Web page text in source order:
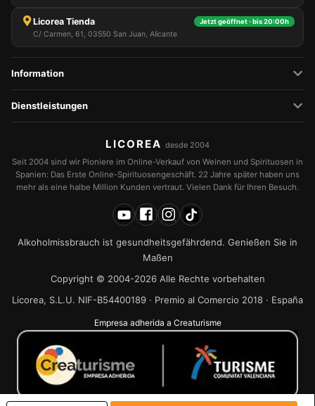
Licorea Tienda Jetzt geöffnet · bis 20:00h
C/ Carmen, 61, 03550 San Juan, Alicante
Information
Dienstleistungen
LICOREA desde 2004
Seit 2004 sind wir Pioniere im Online-Verkauf von Weinen und Spirituosen in
Spanien: Das Erste Online-Spirituosengeschäft. 22 Jahre später haben uns
mehr als eine halbe Million Kunden vertraut. Vielen Dank für Ihren Besuch.
Alkoholmissbrauch ist gesundheitsgefährdend. Genießen Sie in
Maßen
Copyright © 2004-2026 Alle Rechte vorbehalten
Licorea, S.L.U. NIF-B54400189 · Premio al Comercio 2018 · España
Empresa adherida a Creaturisme